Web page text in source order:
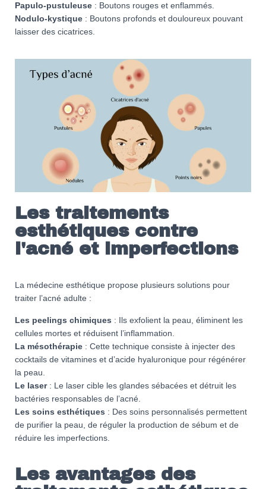
Papulo-pustuleuse : Boutons rouges et enflammés.
Nodulo-kystique : Boutons profonds et douloureux pouvant
laisser des cicatrices.
Les traitements
esthétiques contre
l'acné et imperfections
La médecine esthétique propose plusieurs solutions pour
traiter l’acné adulte :
Les peelings chimiques : Ils exfolient la peau, éliminent les
cellules mortes et réduisent l’inflammation.
La mésothérapie : Cette technique consiste à injecter des
cocktails de vitamines et d’acide hyaluronique pour régénérer
la peau.
Le laser: Le laser cible les glandes sébacées et détruit les
bactéries responsables de l’acné.
Les soins esthétiques : Des soins personnalisés permettent
de purifier la peau, de réguler la production de sébum et de
réduire les imperfections.
Les avantages des